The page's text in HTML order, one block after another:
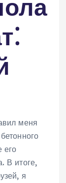
меня
его
В итоге,
я